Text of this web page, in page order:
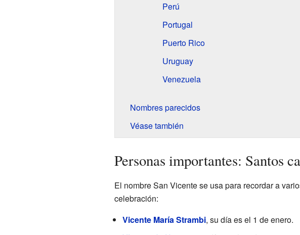
Perú
Portugal
Puerto Rico
Uruguay
Venezuela
Nombres parecidos
Véase también
Personas importantes: Santos
El nombre San Vicente se usa para recordar a
celebración:
Vicente María Strambi, su día es el 1 de enero.